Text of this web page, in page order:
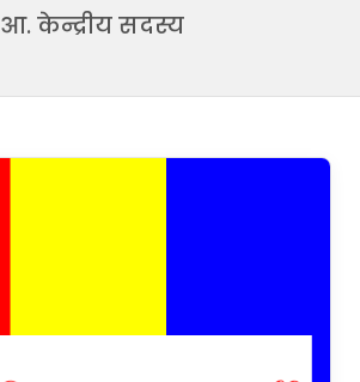
आ. केन्द्रीय सदस्य